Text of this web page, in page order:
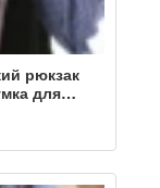
рюкзак
для
и
рюкзак